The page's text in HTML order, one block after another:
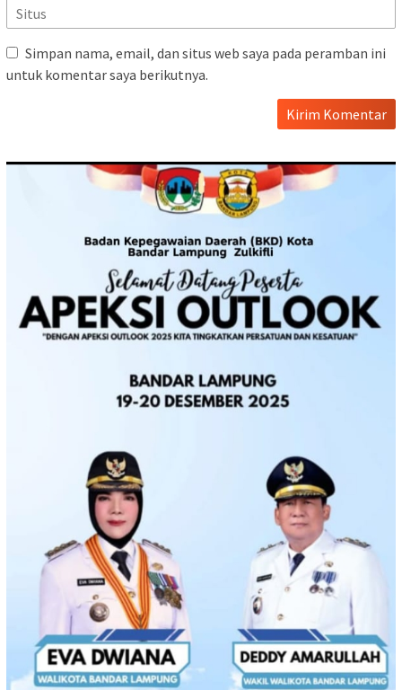
Simpan nama, email, dan situs web saya pada peramban ini
untuk komentar saya berikutnya.